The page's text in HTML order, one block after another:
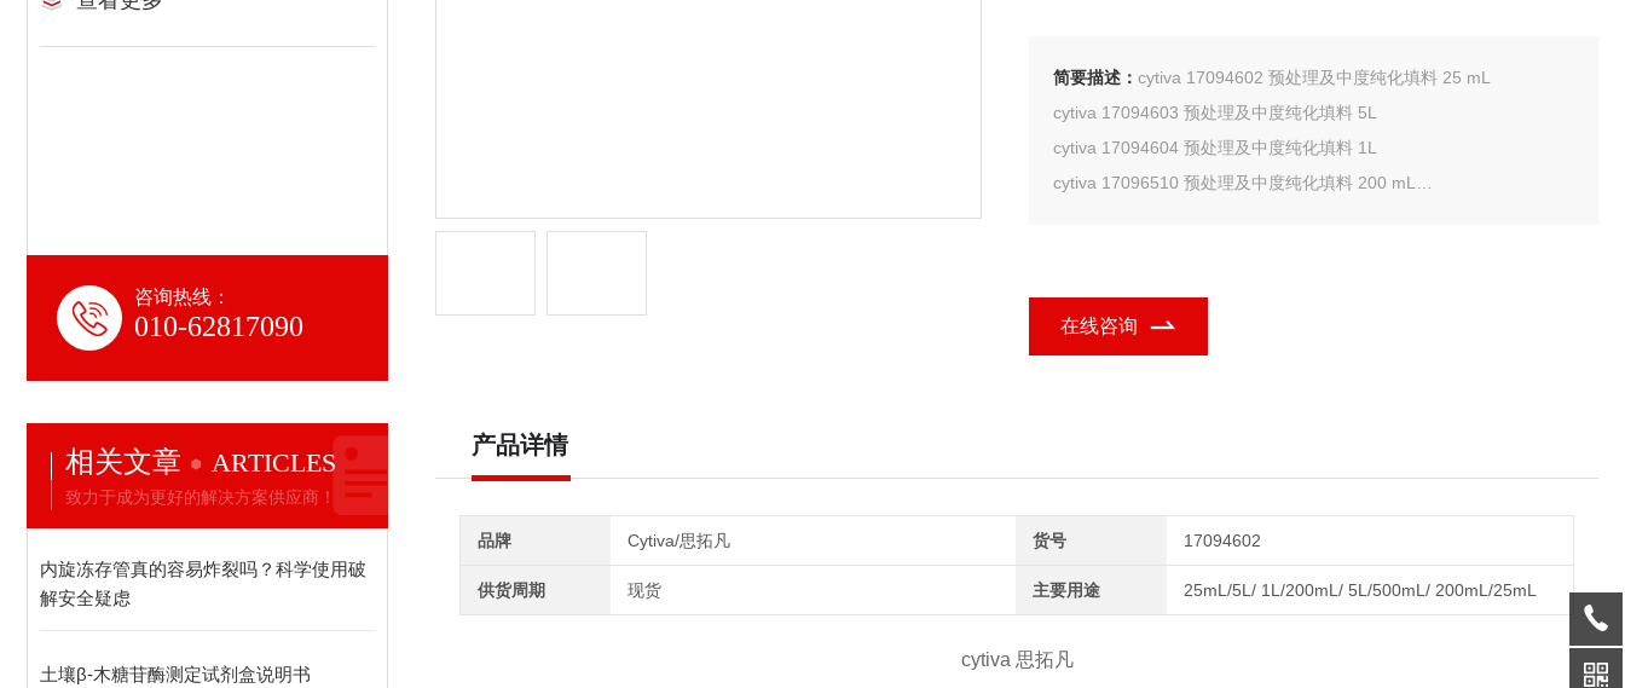
咨询热线：
010-62817090
相关文章 ARTICLES
致力于成为更好的解决方案供应商！
内旋冻存管真的容易炸裂吗？科学使用破
解安全疑虑
土壤β-木糖苷酶测定试剂盒说明书
简要描述： cytiva 17094602 预处理及中度纯化填料 25 mL
cytiva 17094603 预处理及中度纯化填料 5L
cytiva 17094604 预处理及中度纯化填料 1L
cytiva 17096510 预处理及中度纯化填料 200 mL
在线咨询
产品详情
品牌 Cytiva/思拓凡 货号 17094602
供货周期 现货 主要用途 25mL/5L/ 1L/200mL/ 5L/500mL/ 200mL/25mL
cytiva 思拓凡